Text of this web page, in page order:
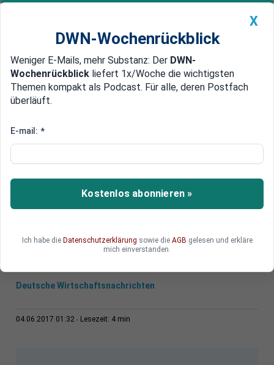
Newsticker MEIN DWN: Geldanlage Premium
Edelmetalle DWN-Magazin China
Nachhaltiges Konzept
Schutz der Umwelt: Volkswagen
baut Produktion komplett um
Die Marke Volkswagen baut ihre Produktion
Deutsche Wirtschaftsnachrichten
04.06.2017 01:32 Lesezeit: 4 min
X
DWN-Wochenrückblick
Weniger E-Mails, mehr Substanz: Der DWN-
Wochenrückblick liefert 1x/Woche die wichtigsten
Themen kompakt als Podcast. Für alle, deren Postfach
überläuft.
E-mail: *
Kostenlos abonnieren »
Ich habe die Datenschutzerklärung sowie die AGB gelesen und erkläre
mich einverstanden.